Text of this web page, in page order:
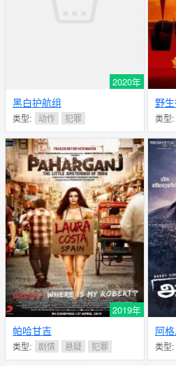
2020年
黑白护航组
类型: 动作 犯罪
野
类型:
2019年
帕哈甘吉
类型: 剧情 悬疑 犯罪
阿
类型: